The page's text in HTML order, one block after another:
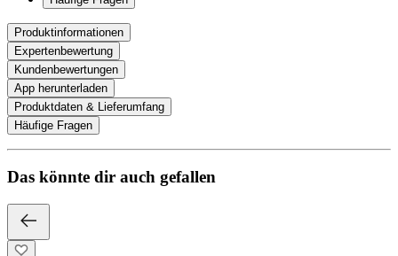
Produktinformationen
Expertenbewertung
Kundenbewertungen
App herunterladen
Produktdaten & Lieferumfang
Häufige Fragen
Das könnte dir auch gefallen